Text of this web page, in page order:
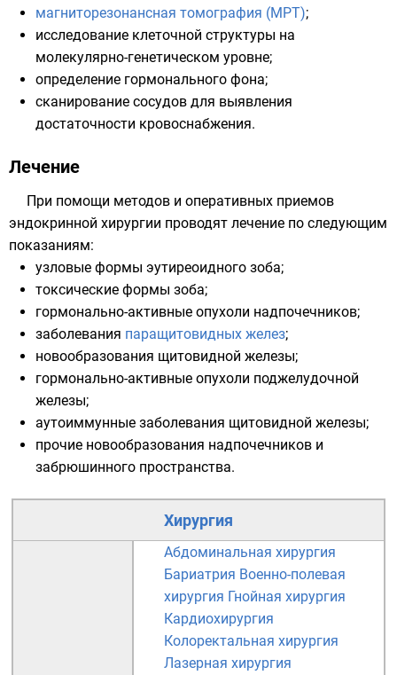
магниторезонансная томография (МРТ);
исследование клеточной структуры на
молекулярно-генетическом уровне;
определение гормонального фона;
сканирование сосудов для выявления
достаточности кровоснабжения.
Лечение
При помощи методов и оперативных приемов
эндокринной хирургии проводят лечение по следующим
показаниям:
узловые формы эутиреоидного зоба;
токсические формы зоба;
гормонально-активные опухоли надпочечников;
заболевания паращитовидных желез;
новообразования щитовидной железы;
гормонально-активные опухоли поджелудочной
железы;
аутоиммунные заболевания щитовидной железы;
прочие новообразования надпочечников и
забрюшинного пространства.
Хирургия
Абдоминальная хирургия
Бариатрия Военно-полевая
хирургия Гнойная хирургия
Кардиохирургия
Колоректальная хирургия
Лазерная хирургия